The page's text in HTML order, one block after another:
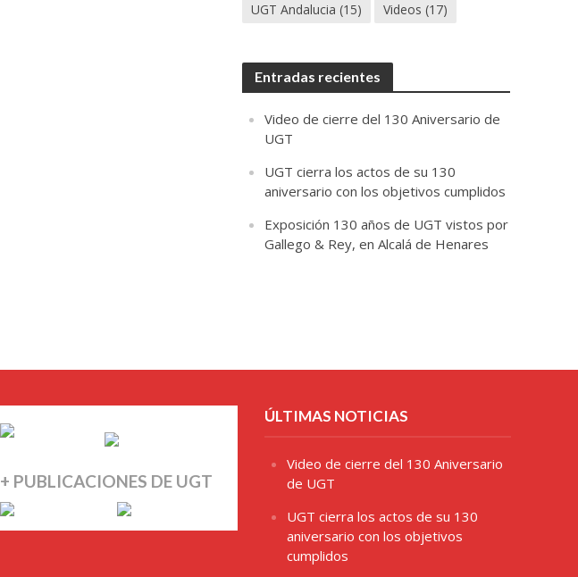
UGT Andalucia (15) Videos (17)
Entradas recientes
Video de cierre del 130 Aniversario de
UGT
UGT cierra los actos de su 130
aniversario con los objetivos cumplidos
Exposición 130 años de UGT vistos por
Gallego & Rey, en Alcalá de Henares
+ PUBLICACIONES DE UGT
ÚLTIMAS NOTICIAS
Video de cierre del 130 Aniversario
de UGT
UGT cierra los actos de su 130
aniversario con los objetivos
cumplidos